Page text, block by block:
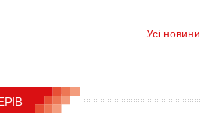
Усі новини